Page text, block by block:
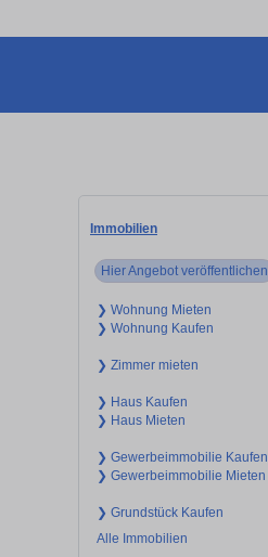
Immobilien
Hier Angebot veröffentlichen
❯ Wohnung Mieten
❯ Wohnung Kaufen
❯ Zimmer mieten
❯ Haus Kaufen
❯ Haus Mieten
❯ Gewerbeimmobilie Kaufen
❯ Gewerbeimmobilie Mieten
❯ Grundstück Kaufen
Alle Immobilien